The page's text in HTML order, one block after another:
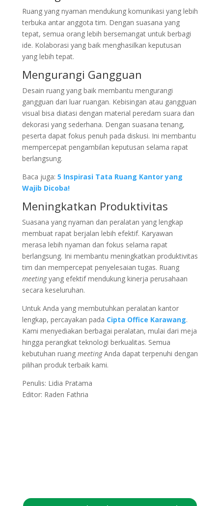
Ruang yang nyaman mendukung komunikasi yang lebih
terbuka antar anggota tim. Dengan suasana yang
tepat, semua orang lebih bersemangat untuk berbagi
ide. Kolaborasi yang baik menghasilkan keputusan
yang lebih tepat.
Mengurangi Gangguan
Desain ruang yang baik membantu mengurangi
gangguan dari luar ruangan. Kebisingan atau gangguan
visual bisa diatasi dengan material peredam suara dan
dekorasi yang sederhana. Dengan suasana tenang,
peserta dapat fokus penuh pada diskusi. Ini membantu
mempercepat pengambilan keputusan selama rapat
berlangsung.
Baca juga: 5 Inspirasi Tata Ruang Kantor yang
Wajib Dicoba!
Meningkatkan Produktivitas
Suasana yang nyaman dan peralatan yang lengkap
membuat rapat berjalan lebih efektif. Karyawan
merasa lebih nyaman dan fokus selama rapat
berlangsung. Ini membantu meningkatkan produktivitas
tim dan mempercepat penyelesaian tugas. Ruang
meetingyang efektif mendukung kinerja perusahaan
secara keseluruhan.
Untuk Anda yang membutuhkan peralatan kantor
lengkap, percayakan pada Cipta Office Karawang.
Kami menyediakan berbagai peralatan, mulai dari meja
hingga perangkat teknologi berkualitas. Semua
kebutuhan ruang meetingAnda dapat terpenuhi dengan
pilihan produk terbaik kami.
Penulis: Lidia Pratama
Editor: Raden Fathria